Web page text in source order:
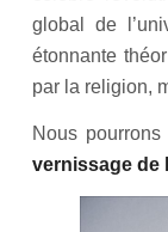
global de
étonnante
par la religion,
Nous
vernissage de